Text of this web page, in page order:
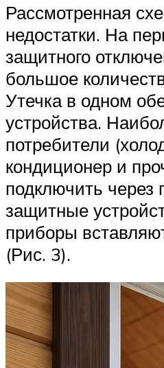
Рассмотренная
недостатки. На
защитного
большое
Утечка в одном
устройства.
потребители
кондиционер и
подключить через
защитные
приборы
(Рис. 3).